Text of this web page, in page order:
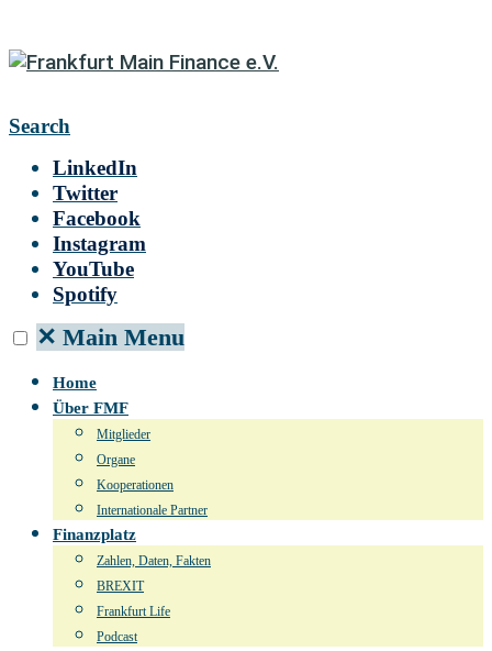
Search
LinkedIn
Twitter
Facebook
Instagram
YouTube
Spotify
✕ Main Menu
Home
Über FMF
Mitglieder
Organe
Kooperationen
Internationale Partner
Finanzplatz
Zahlen, Daten, Fakten
BREXIT
Frankfurt Life
Podcast